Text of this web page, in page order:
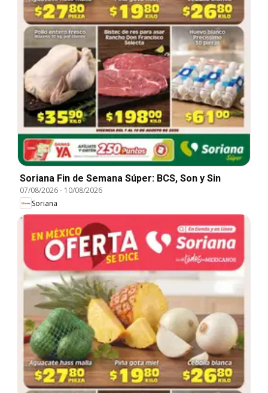
Soriana Fin de Semana Súper: BCS, Son y Sin
07/08/2026- 10/08/2026
Soriana